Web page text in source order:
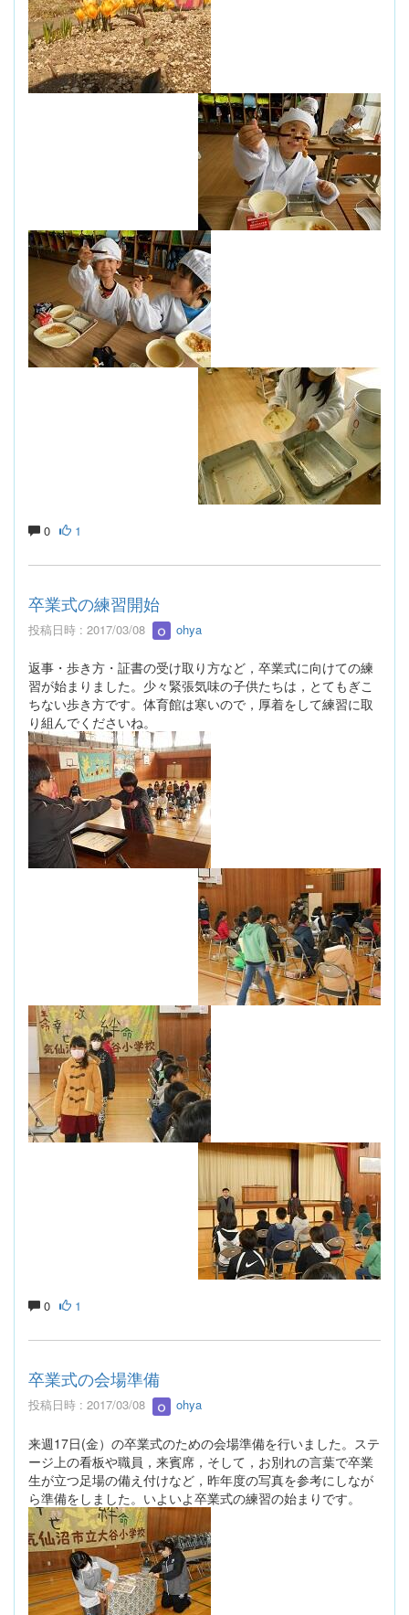
0 1
卒業式の練習開始
投稿日時 : 2017/03/08 ohya
返事・歩き方・証書の受け取り方など，卒業式に向けての練
習が始まりました。少々緊張気味の子供たちは，とてもぎこ
ちない歩き方です。体育館は寒いので，厚着をして練習に取
り組んでくださいね。
0 1
卒業式の会場準備
投稿日時 : 2017/03/08 ohya
来週17日(金）の卒業式のための会場準備を行いました。ステ
ージ上の看板や職員，来賓席，そして，お別れの言葉で卒業
生が立つ足場の備え付けなど，昨年度の写真を参考にしなが
ら準備をしました。いよいよ卒業式の練習の始まりです。